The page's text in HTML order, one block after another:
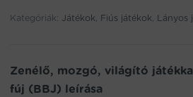
gőzt
Kategóriák: Játékok, Fiús játékok, Lányos
Zenélő, mozgó, világító
fúj (BBJ) leírása